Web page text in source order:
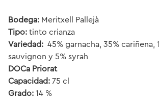
Bodega: Meritxell Pallejà
Tipo: tinto crianza
Variedad: 45% garnacha, 35% cariñena,
sauvignon y 5% syrah
DOCa Priorat
Capacidad: 75 cl
Grado: 14 %